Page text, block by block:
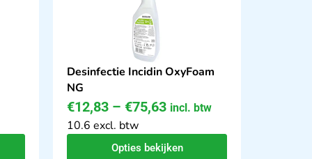
Desinfectie Incidin OxyFoam
NG
€12,83 – €75,63 incl. btw
10.6 excl. btw
Opties bekijken